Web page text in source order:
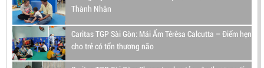
Thành Nhân
Caritas TGP Sài Gòn: Mái Ấm Têrêsa Calcutta – Điểm hẹn
cho trẻ có tổn thương não